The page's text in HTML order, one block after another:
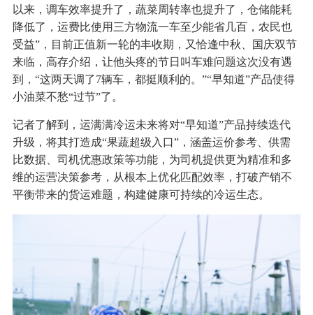
以来，调车效率提升了，蔬菜周转率也提升了，仓储能耗
降低了，运费比使用三方物流一车至少能省几百，农民也
受益”，目前正值新一轮的丰收期，又恰逢中秋、国庆双节
来临，高存介绍，让他头疼的节日叫车难问题这次没有遇
到，“这两天调了7辆车，都挺顺利的。”“早知道”产品使得
小油菜不愁“过节”了。
记者了解到，运满满冷运未来将对“早知道”产品持续迭代
升级，将其打造成“果蔬超级入口”，涵盖运价参考、供需
比数据、司机优惠政策等功能，为司机提供更为精准和多
维的运营决策参考，从根本上优化匹配效率，打破产销不
平衡带来的货运难题，构建健康可持续的冷运生态。